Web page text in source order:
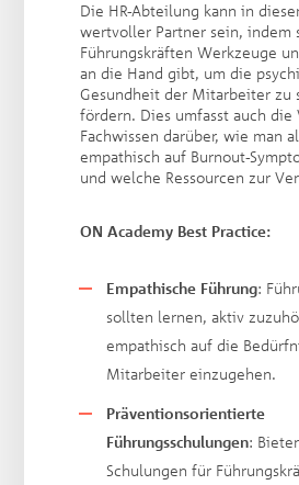
Die HR-Abteilung kann in
wertvoller Partner sein, indem
Führungskräften Werkzeuge
an die Hand gibt, um die
Gesundheit der Mitarbeiter zu
fördern. Dies umfasst auch
Fachwissen darüber, wie man
empathisch auf Burnout-
und welche Ressourcen zur
ON Academy Best Practice:
Empathische Führung:
sollten lernen, aktiv
empathisch auf die
Mitarbeiter einzugehen.
Präventionsorientierte
Führungsschulungen:
Schulungen für